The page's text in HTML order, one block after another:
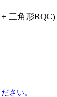
三角形RQC)
さい。